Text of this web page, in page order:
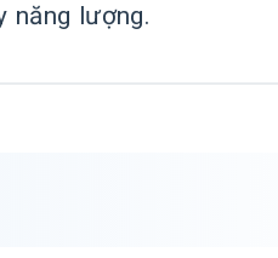
năng lượng.